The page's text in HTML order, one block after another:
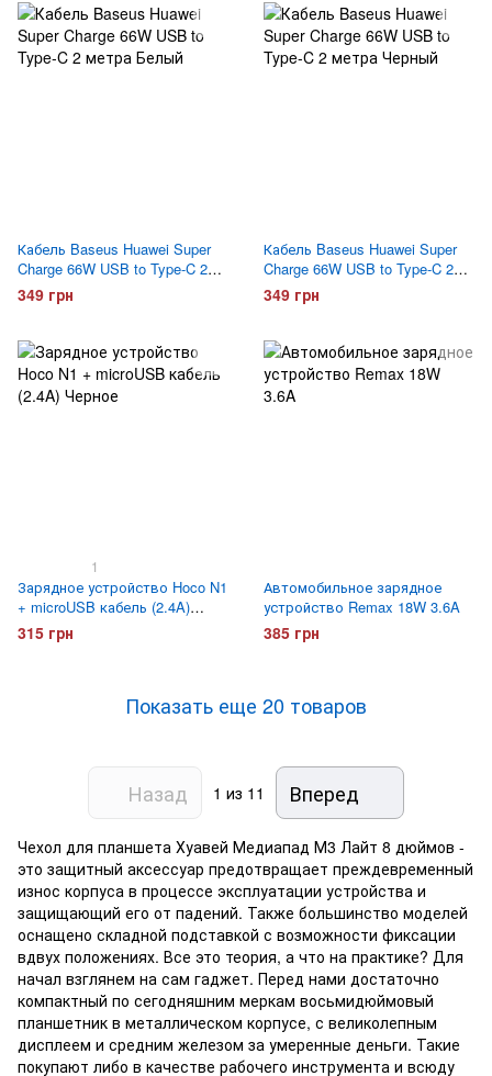
Кабель Baseus Huawei Super
Charge 66W USB to Type-C 2
метра Белый
349 грн
Кабель Baseus Huawei Super
Charge 66W USB to Type-C 2
метра Черный
349 грн
1
Зарядное устройство Hoco N1
+ microUSB кабель (2.4A)
Черное
315 грн
Автомобильное зарядное
устройство Remax 18W 3.6A
385 грн
Показать еще 20 товаров
Назад 1 из 11 Вперед
Чехол для планшета Хуавей Медиапад М3 Лайт 8 дюймов -
это защитный аксессуар предотвращает преждевременный
износ корпуса в процессе эксплуатации устройства и
защищающий его от падений. Также большинство моделей
оснащено складной подставкой с возможности фиксации
вдвух положениях. Все это теория, а что на практике? Для
начал взглянем на сам гаджет. Перед нами достаточно
компактный по сегодняшним меркам восьмидюймовый
планшетник в металлическом корпусе, с великолепным
дисплеем и средним железом за умеренные деньги. Такие
покупают либо в качестве рабочего инструмента и всюду